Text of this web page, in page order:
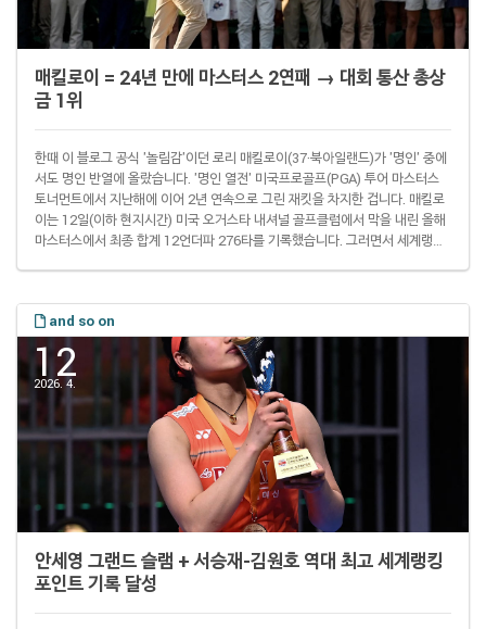
매킬로이 = 24년 만에 마스터스 2연패 → 대회 통산 총상
금 1위
한때 이 블로그 공식 '놀림감'이던 로리 매킬로이(37·북아일랜드)가 '명인' 중에
서도 명인 반열에 올랐습니다. '명인 열전' 미국프로골프(PGA) 투어 마스터스
토너먼트에서 지난해에 이어 2년 연속으로 그린 재킷을 차지한 겁니다. 매킬로
이는 12일(이하 현지시간) 미국 오거스타 내셔널 골프클럽에서 막을 내린 올해
마스터스에서 최종 합계 12언더파 276타를 기록했습니다. 그러면서 세계랭킹
2002년 '골프 황제' 타이거 우즈(51) 이후 24년 만입니다. 마스터스 토너먼트
역대 2연패 주인공잭 니클라우스1965 1966닉 팔도1989 1990타이..
and so on
12
2026. 4.
안세영 그랜드 슬램 + 서승재-김원호 역대 최고 세계랭킹
포인트 기록 달성